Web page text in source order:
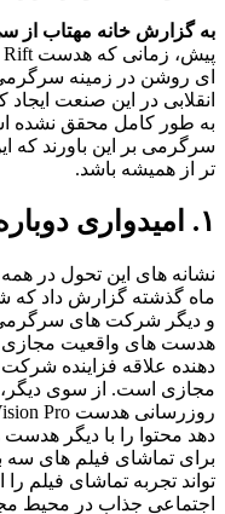
به گزارش خانه مهتاب از
ای روشن در زمینه سرگرمی
به طور کامل محقق نشده
سرگرمی بر این باورند که
تر از همیشه باشد.
۱. امیدواری دوباره به آینده ای فراگیر
نشانه های این تحول در
و دیگر شرکت های سرگرمی
دهنده علاقه فزاینده
مجازی است. از سوی دیگر،
دهد محتوا را با دیگر هدست
برای تماشای فیلم های
تواند تجربه تماشای فیلم
اجتماعی جذاب در محیط